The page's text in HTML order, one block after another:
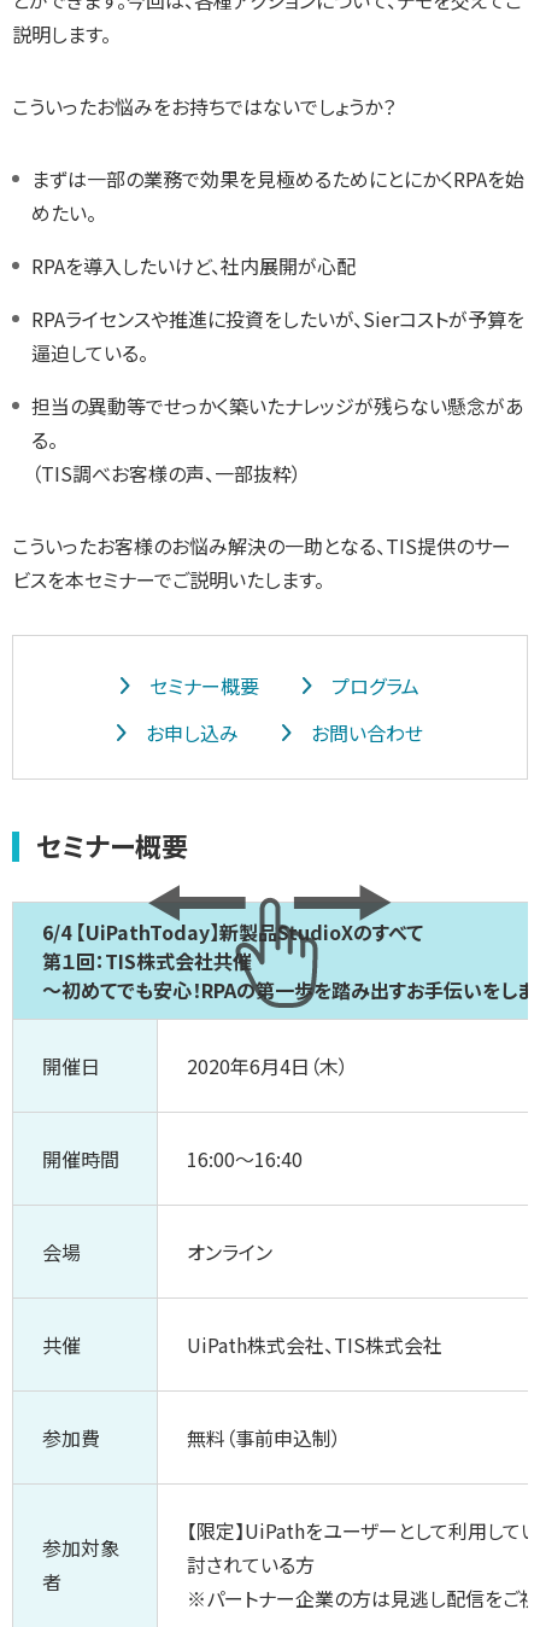
説明します。
こういったお悩みをお持ちではないでしょうか？
まずは一部の業務で効果を見極めるためにとにかくRPAを始
めたい。
RPAを導入したいけど、社内展開が心配
RPAライセンスや推進に投資をしたいが、Sierコストが予算を
逼迫している。
担当の異動等でせっかく築いたナレッジが残らない懸念があ
る。
（TIS調べお客様の声、一部抜粋）
こういったお客様のお悩み解決の一助となる、TIS提供のサー
ビスを本セミナーでご説明いたします。
セミナー概要
プログラム
お申し込み
お問い合わせ
セミナー概要
6/4 【UiPathToday】新製品StudioXのすべて
第１回：TIS株式会社共催
～初めてでも安心！RPAの第一歩を踏み出すお手伝いをしま
開催日 2020年6月4日（木）
開催時間 16:00～16:40
会場 オンライン
共催 UiPath株式会社、TIS株式会社
参加費 無料（事前申込制）
参加対象
者
【限定】UiPathをユーザーとして利用して
討されている方
※パートナー企業の方は見逃し配信をご視